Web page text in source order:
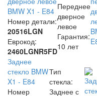
BMW X1 - E84
Номер детали:
20516LGN
Еврокод:
2460LGNR5FD
Переднее
дверное
левое
Гарантия:
10 лет
Заднее
стекло BMW
X1 - E84
Номер
Тип
стекла:
Заднее с